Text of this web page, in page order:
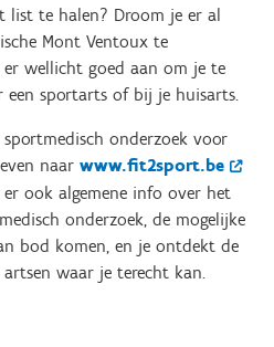
list te halen? Droom je er al
Mont Ventoux te
er wellicht goed aan om je te
een sportarts of bij je huisarts.
onderzoek voor
naar www.fit2sport.be
ook algemene info over het
onderzoek, de mogelijke
bod komen, en je ontdekt de
artsen waar je terecht kan.